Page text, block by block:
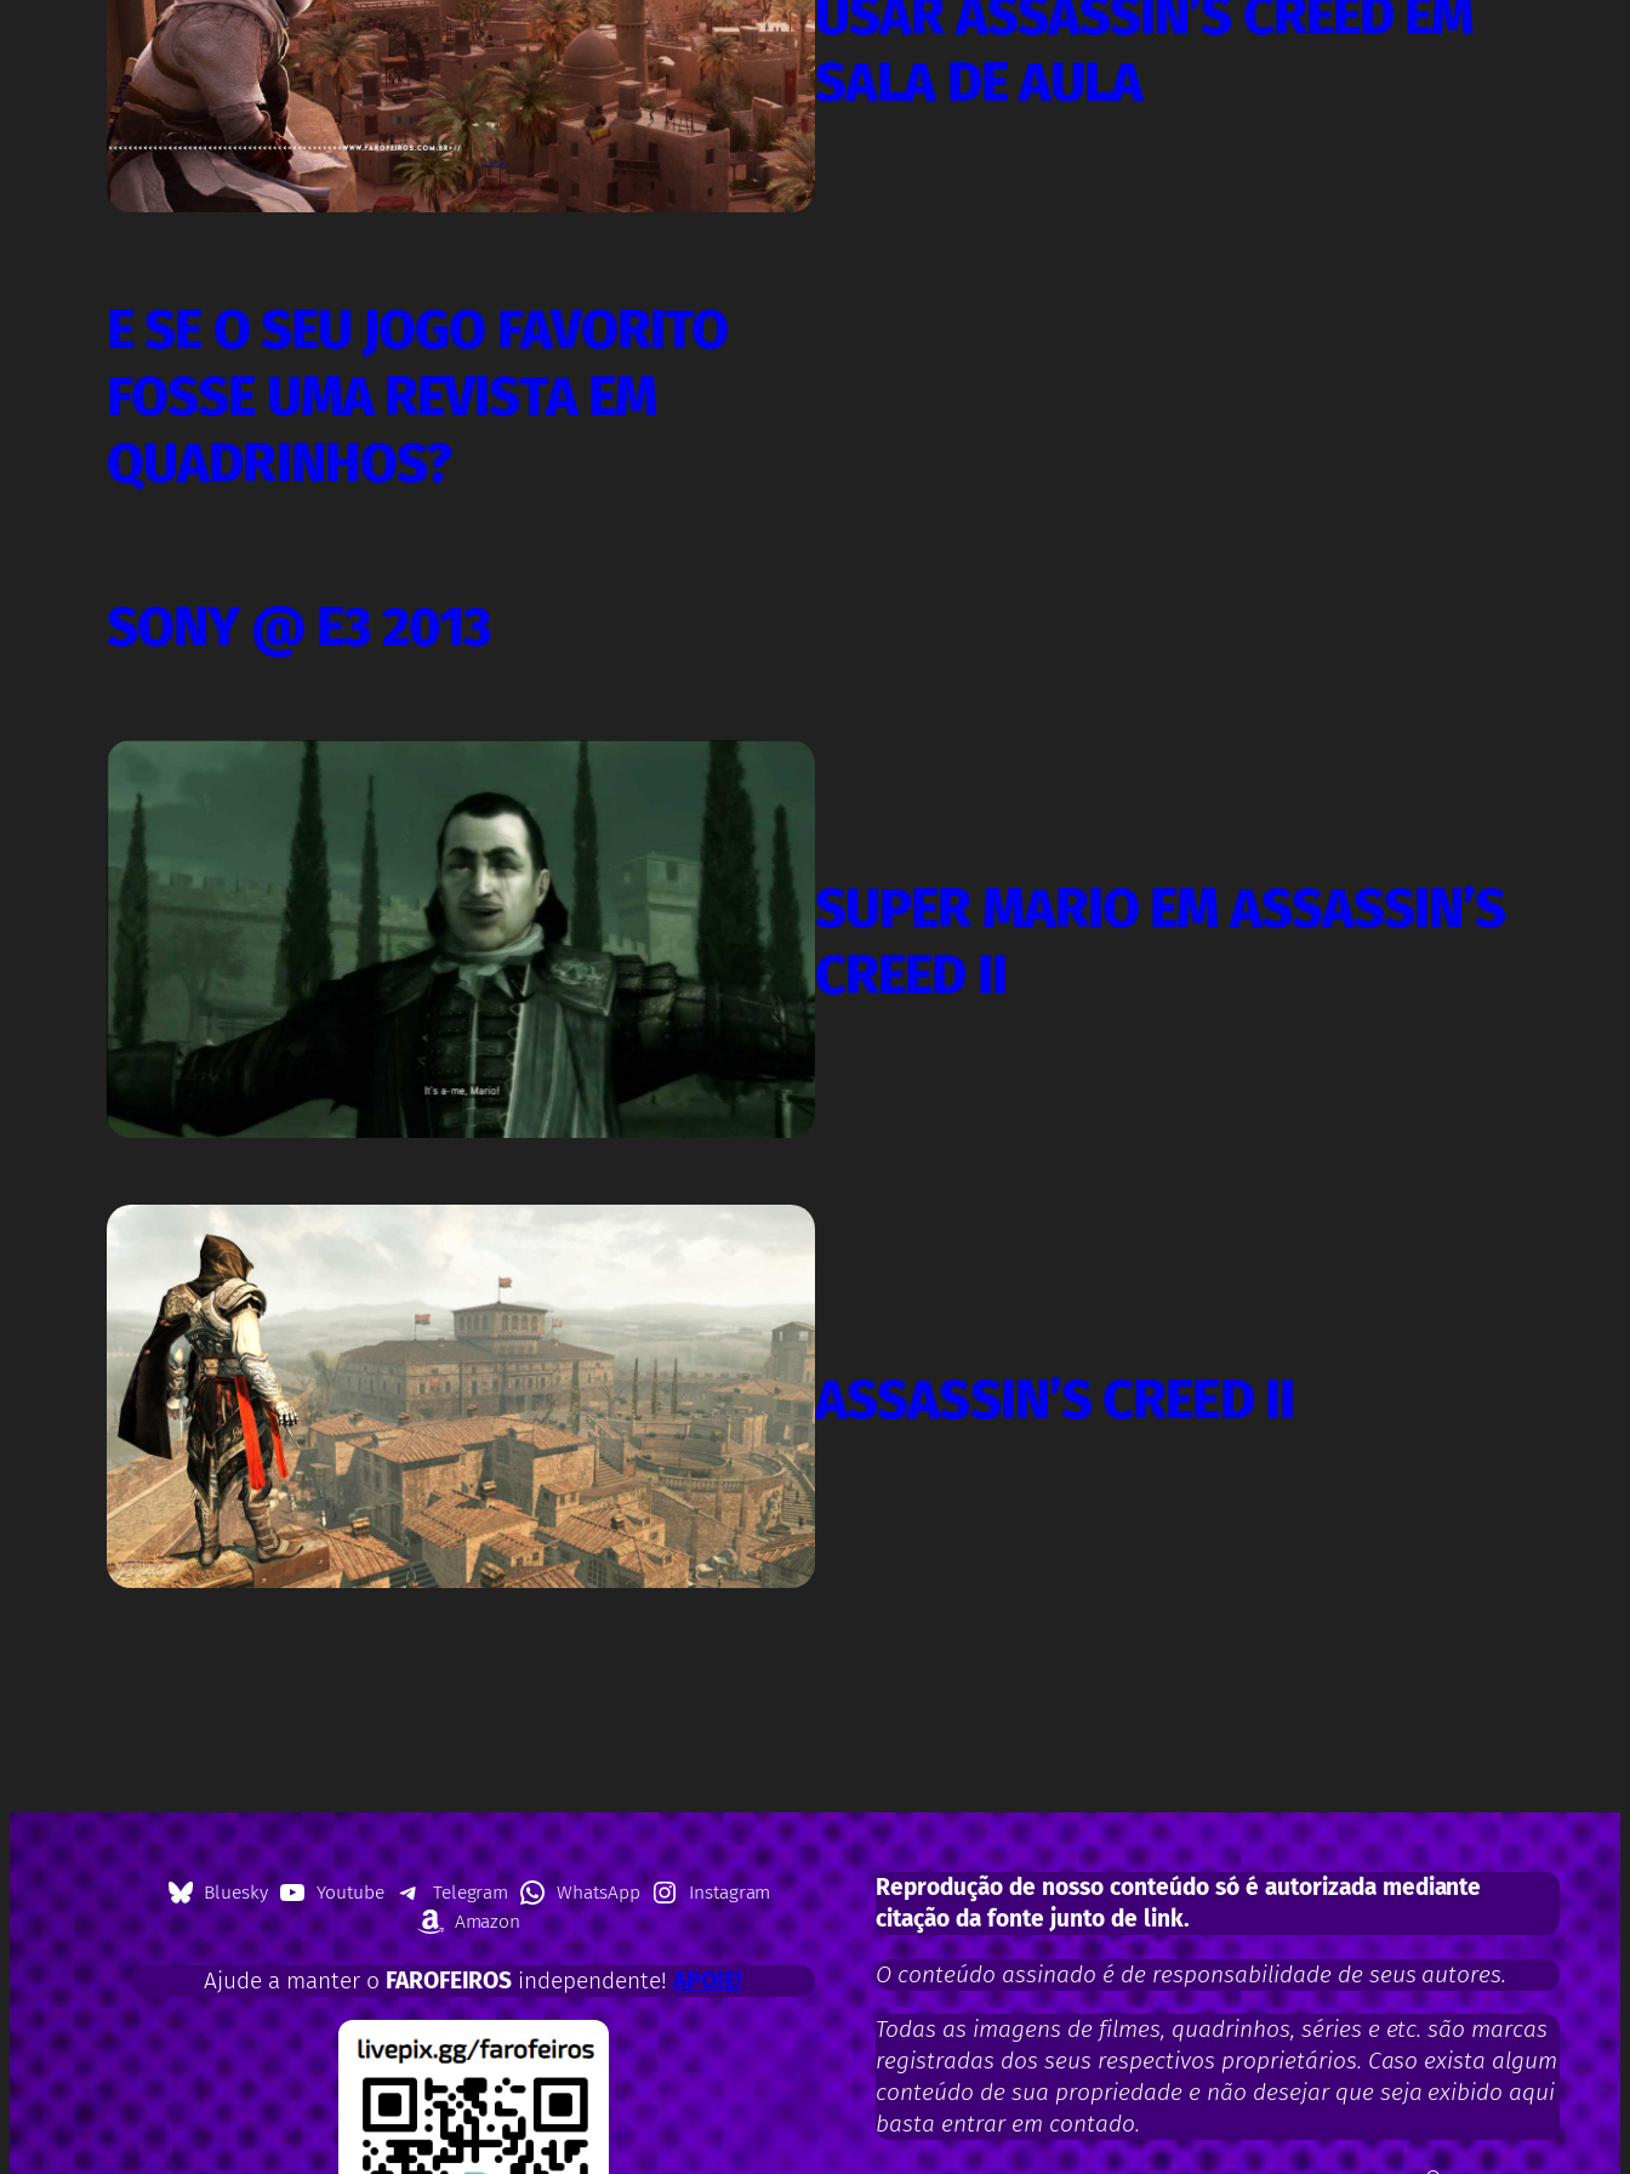
USAR ASSASSIN’S CREED EM
SALA DE AULA
E SE O SEU JOGO FAVORITO
FOSSE UMA REVISTA EM
QUADRINHOS?
SONY @ E3 2013
SUPER MARIO EM ASSASSIN’S
CREED II
ASSASSIN’S CREED II
Bluesky Youtube Telegram WhatsApp
Instagram
Amazon
Ajude a manter o FAROFEIROS independente!APOIE!
Reprodução de nosso conteúdo só é autorizada mediante
citação da fonte junto de link.
O conteúdo assinado é de responsabilidade de seus autores.
Todas as imagens de filmes, quadrinhos, séries e etc. são marcas
registradas dos seus respectivos proprietários. Caso exista algum
conteúdo de sua propriedade e não desejar que seja exibido aqui
basta entrar em contado.